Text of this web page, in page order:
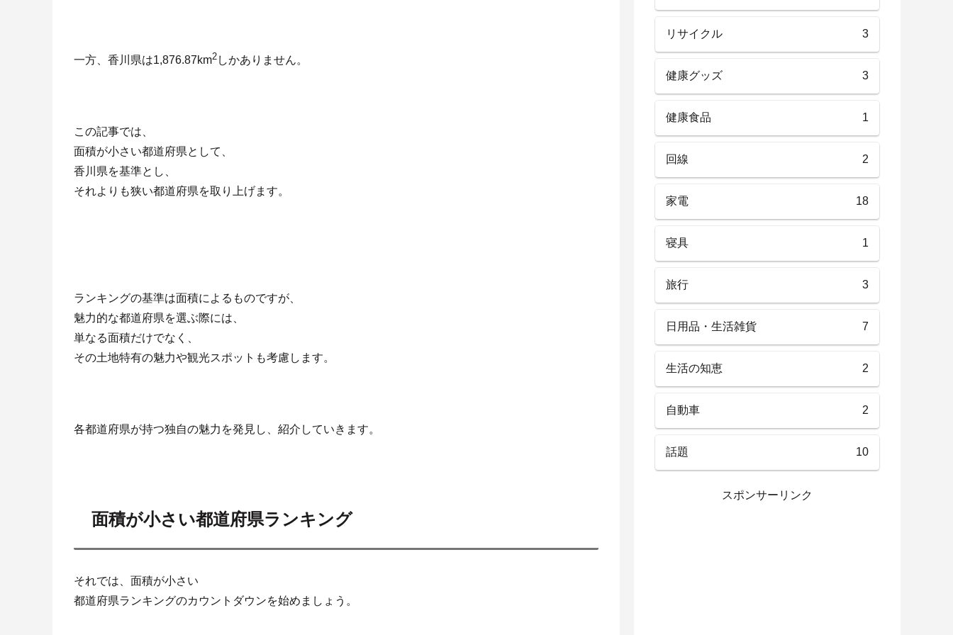
一方、香川県は1,876.87km2 しかありません。
この記事では、
面積が小さい都道府県として、
香川県を基準とし、
それよりも狭い都道府県を取り上げます。
ランキングの基準は面積によるものですが、
魅力的な都道府県を選ぶ際には、
単なる面積だけでなく、
その土地特有の魅力や観光スポットも考慮します。
各都道府県が持つ独自の魅力を発見し、紹介していきます。
面積が小さい都道府県ランキング
それでは、面積が小さい
都道府県ランキングのカウントダウンを始めましょう。
リサイクル 3
健康グッズ 3
健康食品 1
回線 2
家電 18
寝具 1
旅行 3
日用品・生活雑貨 7
生活の知恵 2
自動車 2
話題 10
スポンサーリンク